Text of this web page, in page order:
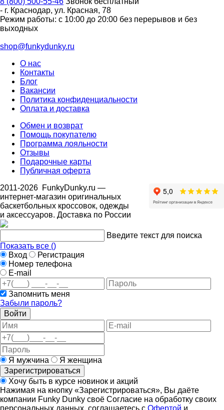
- г. Краснодар, ул. Красная, 78
Режим работы: с 10:00 до 20:00 без перерывов и без
выходных
shop@funkydunky.ru
О нас
Контакты
Блог
Вакансии
Политика конфиденциальности
Оплата и доставка
Обмен и возврат
Помощь покупателю
Программа лояльности
Отзывы
Подарочные карты
Публичная оферта
2011-2026 FunkyDunky.ru —
интернет-магазин оригинальных
баскетбольных кроссовок, одежды
и аксессуаров. Доставка по России
Введите текст для поиска
Показать все ()
Вход
Регистрация
Номер телефона
E-mail
Запомнить меня
Забыли пароль?
Войти
Я мужчина
Я женщина
Зарегистрироваться
Хочу быть в курсе новинок и акций
Нажимая на кнопку «Зарегистрироваться», Вы даёте
компании Funky Dunky своё Согласие на обработку своих
персональных данных, соглашаетесь с Офертой и